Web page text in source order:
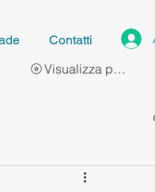
Contatti
Visualizza punti